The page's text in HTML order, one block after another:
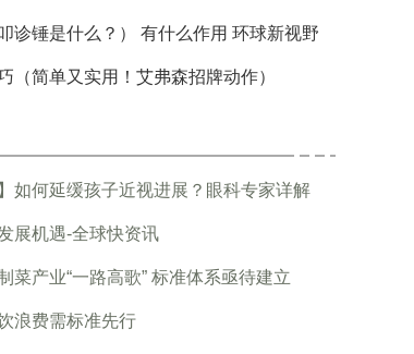
诊锤是什么？） 有什么作用 环球新视野
（简单又实用！艾弗森招牌动作）
如何延缓孩子近视进展？眼科专家详解
展机遇-全球快资讯
菜产业“一路高歌” 标准体系亟待建立
浪费需标准先行